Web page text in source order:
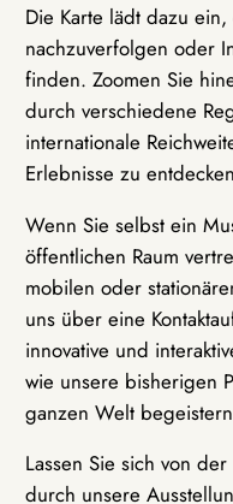
Die Karte lädt dazu
nachzuverfolgen oder
finden. Zoomen Sie
durch verschiedene
internationale
Erlebnisse zu
Wenn Sie selbst ein
öffentlichen Raum
mobilen oder
uns über eine
innovative und
wie unsere bisherigen
ganzen Welt
Lassen Sie sich von
durch unsere